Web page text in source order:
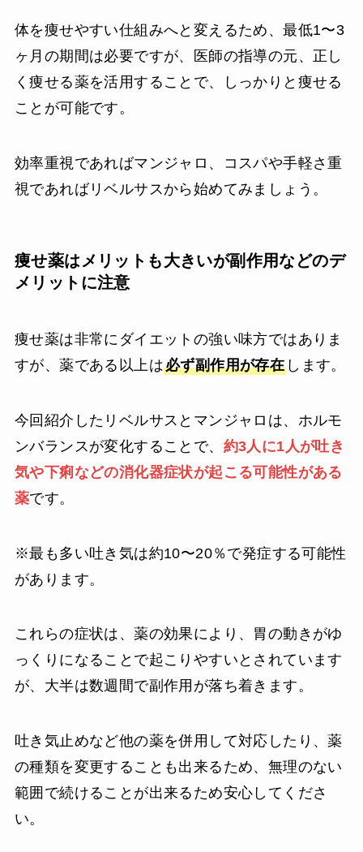
体を痩せやすい仕組みへと変えるため、最低1〜3
ヶ月の期間は必要ですが、医師の指導の元、正し
く痩せる薬を活用することで、しっかりと痩せる
ことが可能です。
効率重視であればマンジャロ、コスパや手軽さ重
視であればリベルサスから始めてみましょう。
痩せ薬はメリットも大きいが副作用などのデ
メリットに注意
痩せ薬は非常にダイエットの強い味方ではありま
すが、薬である以上は必ず副作用が存在 します。
今回紹介したリベルサスとマンジャロは、ホルモ
ンバランスが変化することで、 約3人に1人が吐き
気や下痢などの消化器症状が起こる可能性がある
薬です。
※最も多い吐き気は約10〜20％で発症する可能性
があります。
これらの症状は、薬の効果により、胃の動きがゆ
っくりになることで起こりやすいとされています
が、大半は数週間で副作用が落ち着きます。
吐き気止めなど他の薬を併用して対応したり、薬
の種類を変更することも出来るため、無理のない
範囲で続けることが出来るため安心してくださ
い。